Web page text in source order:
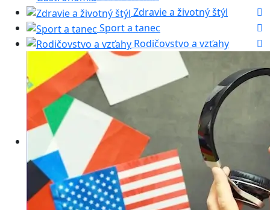
Zdravie a životný štýl
Sport a tanec
Rodičovstvo a vzťahy